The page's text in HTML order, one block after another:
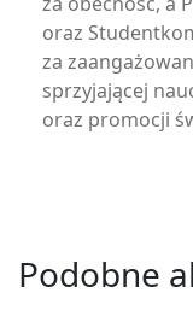
oraz
za
sprzyjającej
oraz promocji
Podobne